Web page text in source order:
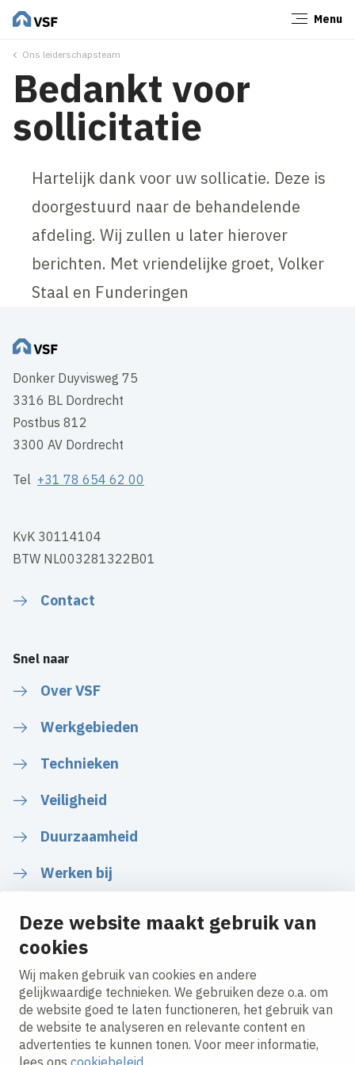
Deze website maakt gebruik van
cookies
Wij maken gebruik van cookies en andere
gelijkwaardige technieken. We gebruiken deze o.a. om
de website goed te laten functioneren, het gebruik van
de website te analyseren en relevante content en
advertenties te kunnen tonen. Voor meer informatie,
lees ons cookiebeleid
Menu
Ons leiderschapsteam
Bedankt voor
sollicitatie
Hartelijk dank voor uw sollicatie. Deze is
doorgestuurd naar de behandelende
afdeling. Wij zullen u later hierover
berichten. Met vriendelijke groet, Volker
Staal en Funderingen
Donker Duyvisweg 75
3316 BL Dordrecht
Postbus 812
3300 AV Dordrecht
Tel +31 78 654 62 00
KvK 30114104
BTW NL003281322B01
Contact
Snel naar
Over VSF
Werkgebieden
Technieken
Veiligheid
Duurzaamheid
Werken bij
LinkedInInstagramFacebookTwitterYouTube
Sluiten